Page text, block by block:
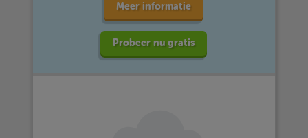
Meer informatie
Probeer nu gratis